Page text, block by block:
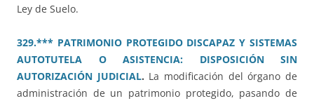
Ley de Suelo.
329.*** PATRIMONIO PROTEGIDO DISCAPAZ Y SISTEMAS
AUTOTUTELA O ASISTENCIA: DISPOSICIÓN SIN
AUTORIZACIÓN JUDICIAL. La modificación del órgano de
administración de un patrimonio protegido, pasando de